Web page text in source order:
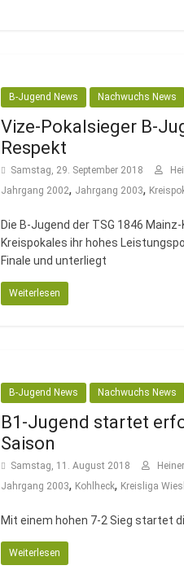
B-Jugend News Nachwuchs News
Vize-Pokalsieger B-
Respekt
Samstag, 29. September 2018
Jahrgang 2002, Jahrgang 2003,
Die B-Jugend der TSG 1846
Kreispokales ihr hohes
Finale und unterliegt
Weiterlesen
B-Jugend News Nachwuchs News
B1-Jugend startet
Saison
Samstag, 11. August 2018
Jahrgang 2003, Kohlheck, Kreisliga
Mit einem hohen 7-2 Sieg startet
Weiterlesen